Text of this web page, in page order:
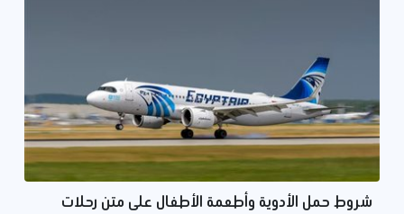
شروط حمل الأدوية وأطعمة الأطفال على متن رحلات